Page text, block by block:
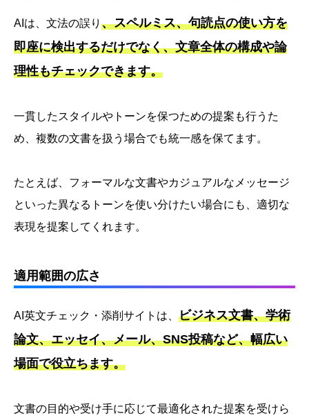
AIは、文法の誤り 、スペルミス、句読点の使い方を
即座に検出するだけでなく、文章全体の構成や論
理性もチェックできます。
一貫したスタイルやトーンを保つための提案も行うた
め、複数の文書を扱う場合でも統一感を保てます。
たとえば、フォーマルな文書やカジュアルなメッセージ
といった異なるトーンを使い分けたい場合にも、適切な
表現を提案してくれます。
適用範囲の広さ
AI英文チェック・添削サイトは、 ビジネス文書、学術
論文、エッセイ、メール、SNS投稿など、幅広い
場面で役立ちます。
文書の目的や受け手に応じて最適化された提案を受けら